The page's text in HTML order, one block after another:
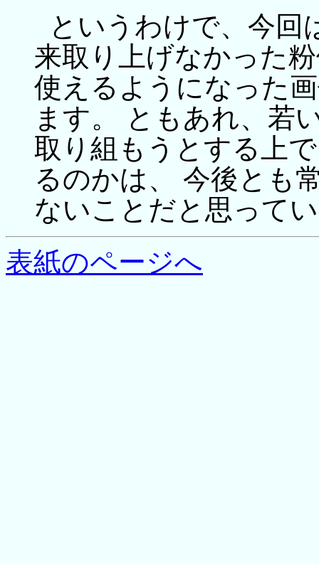
というわけで、今回
来取り上げなかった
使えるようになった
ます。 ともあれ、若
取り組もうとする上
るのかは、 今後とも
ないことだと思って
表紙のページへ